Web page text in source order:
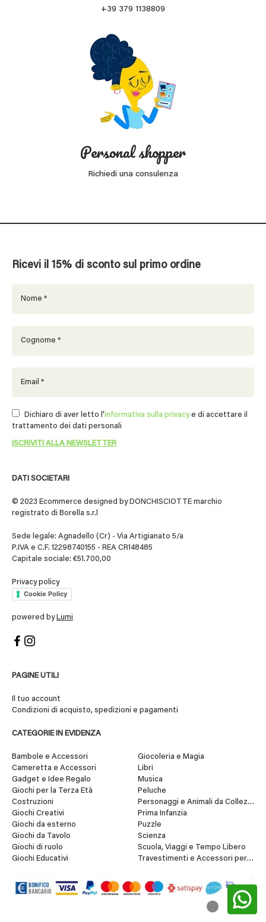
+39 379 1138809
Personal shopper
Richiedi una consulenza
DATI SOCIETARI
© 2023 Ecommerce designed by DONCHISCIOTTE marchio
registrato di Borella s.r.l
Sede legale: Agnadello (Cr) - Via Artigianato 5/a
P.IVA e C.F. 12298740155 - REA CR148485
Capitale sociale: €51.700,00
Privacy policy
Cookie Policy
powered by Lumi
PAGINE UTILI
Il tuo account
Condizioni di acquisto, spedizioni e pagamenti
CATEGORIE IN EVIDENZA
Bambole e Accessori
Cameretta e Accessori
Gadget e Idee Regalo
Giochi per la Terza Età
Costruzioni
Giochi Creativi
Giochi da esterno
Giochi da Tavolo
Giochi di ruolo
Giochi Educativi
Giocoleria e Magia
Libri
Musica
Peluche
Personaggi e Animali da Collezione
Prima Infanzia
Puzzle
Scienza
Scuola, Viaggi e Tempo Libero
Travestimenti e Accessori per
Ricevi il 15% di sconto sul primo ordine
Dichiaro di aver letto l'informativa sulla privacye di accettare il
trattamento dei dati personali